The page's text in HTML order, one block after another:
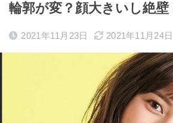
輪郭が変？顔大きいし絶壁
2021年11月23日 2021年11月24日